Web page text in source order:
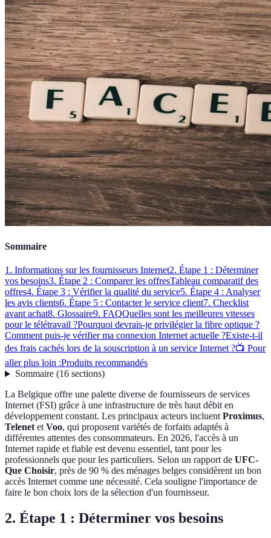
Sommaire
1. Informations sur les fournisseurs Internet2. Étape 1 : Déterminer
vos besoins3. Étape 2 : Comparer les offresTableau comparatif des
offres4. Étape 3 : Vérifier la qualité du service5. Étape 4 : Analyser
les avis clients6. Étape 5 : Contacter le service client7. Checklist
avant achat8. Glossaire9. FAQQuelles sont les meilleures vitesses
pour le télétravail ?Pourquoi devrais-je privilégier la fibre optique ?
Comment puis-je vérifier ma connexion Internet actuelle ?Existe-t-il
des frais cachés lors de la souscription à un service Internet ?📺 Pour
aller plus loin :Produits recommandés
Sommaire(16 sections)
La Belgique offre une palette diverse de fournisseurs de services
Internet (FSI) grâce à une infrastructure de très haut débit en
développement constant. Les principaux acteurs incluentProximus,
TelenetetVoo, qui proposent variétés de forfaits adaptés à
différentes attentes des consommateurs. En 2026, l'accès à un
Internet rapide et fiable est devenu essentiel, tant pour les
professionnels que pour les particuliers. Selon un rapport de UFC-
Que Choisir, près de 90 % des ménages belges considèrent un bon
accès Internet comme une nécessité. Cela souligne l'importance de
faire le bon choix lors de la sélection d'un fournisseur.
2. Étape 1 : Déterminer vos besoins